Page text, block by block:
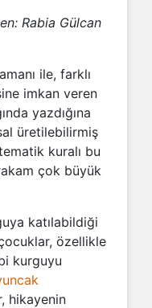
Rabia Gülcan
ile, farklı
imkan veren
yazdığına
üretilebilirmiş
kuralı bu
rakam çok büyük
katılabildiği
özellikle
kurguyu
hikayenin